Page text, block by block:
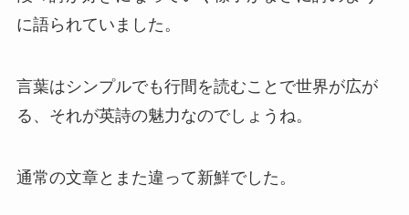
に語られていました。
言葉はシンプルでも行間を読むことで世界が広が
る、それが英詩の魅力なのでしょうね。
通常の文章とまた違って新鮮でした。